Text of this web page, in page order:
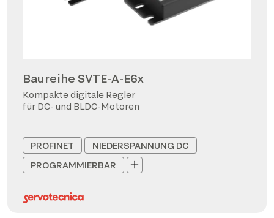
Baureihe SVTE-A-E6x
Kompakte digitale Regler
für DC- und BLDC-Motoren
PROFINET
NIEDERSPANNUNG DC
PROGRAMMIERBAR